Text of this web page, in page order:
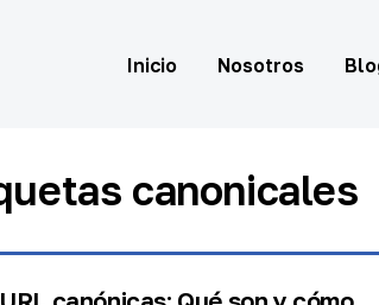
Inicio Nosotros
canonicales